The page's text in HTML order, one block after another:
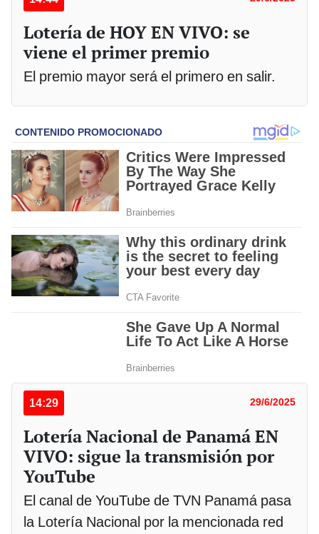
Lotería de HOY EN VIVO: se
viene el primer premio
El premio mayor será el primero en salir.
14:29 29/6/2025
Lotería Nacional de Panamá EN
VIVO: sigue la transmisión por
YouTube
El canal de YouTube de TVN Panamá pasa
la Lotería Nacional por la mencionada red